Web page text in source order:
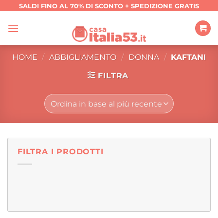
contenuti
SALDI FINO AL 70% DI SCONTO + SPEDIZIONE GRATIS
HOME / ABBIGLIAMENTO / DONNA / KAFTANI
FILTRA
FILTRA I PRODOTTI